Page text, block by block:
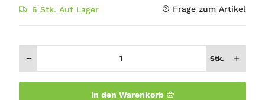
6 Stk. Auf Lager Frage zum Artikel
Stk.
In den Warenkorb